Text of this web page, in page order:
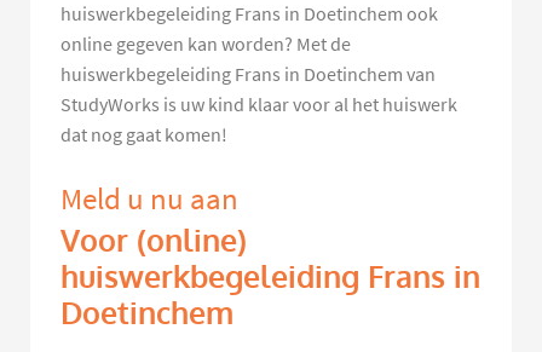
huiswerkbegeleiding Frans in Doetinchem ook
online gegeven kan worden? Met de
huiswerkbegeleiding Frans in Doetinchem van
StudyWorks is uw kind klaar voor al het huiswerk
dat nog gaat komen!
Meld u nu aan
Voor (online)
huiswerkbegeleiding Frans in
Doetinchem